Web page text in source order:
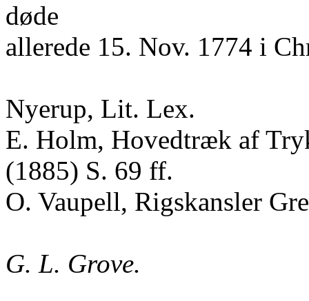
døde
allerede 15. Nov. 1774 i
Nyerup, Lit. Lex.
E. Holm, Hovedtræk af
(1885) S. 69 ff.
O. Vaupell, Rigskansler
G. L. Grove.